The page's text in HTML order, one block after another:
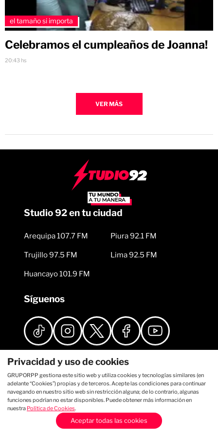
el tamaño si importa
Celebramos el cumpleaños de Joanna!
20:43 hs
VER MÁS
Studio 92 en tu ciudad
Arequipa 107.7 FM
Trujillo 97.5 FM
Huancayo 101.9 FM
Piura 92.1 FM
Lima 92.5 FM
Síguenos
Privacidad y uso de cookies
GRUPORPP gestiona este sitio web y utiliza cookies y tecnologías similares (en
adelante “Cookies”) propias y de terceros. Acepte las condiciones para continuar
navegando en nuestro sitio web sin restricción alguna; de lo contrario, algunas
funciones podrían no estar disponibles. Puede obtener más información en
nuestra Política de Cookies.
Aceptar todas las cookies